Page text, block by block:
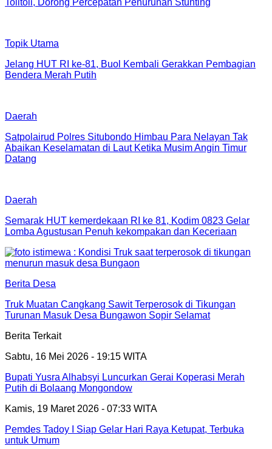
Topik Utama
Jelang HUT RI ke-81, Buol Kembali Gerakkan Pembagian
Bendera Merah Putih
Daerah
Satpolairud Polres Situbondo Himbau Para Nelayan Tak
Abaikan Keselamatan di Laut Ketika Musim Angin Timur
Datang
Daerah
Semarak HUT kemerdekaan RI ke 81, Kodim 0823 Gelar
Lomba Agustusan Penuh kekompakan dan Keceriaan
Berita Desa
Truk Muatan Cangkang Sawit Terperosok di Tikungan
Turunan Masuk Desa Bungawon Sopir Selamat
Berita Terkait
Sabtu, 16 Mei 2026 - 19:15 WITA
Bupati Yusra Alhabsyi Luncurkan Gerai Koperasi Merah
Putih di Bolaang Mongondow
Kamis, 19 Maret 2026 - 07:33 WITA
Pemdes Tadoy I Siap Gelar Hari Raya Ketupat, Terbuka
untuk Umum